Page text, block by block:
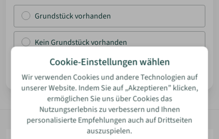
MERKLISTE
Grundstück vorhanden
Kein Grundstück vorhanden
Cookie-Einstellungen wählen
Wir verwenden Cookies und andere Technologien auf
unserer Website. Indem Sie auf „Akzeptieren” klicken,
ermöglichen Sie uns über Cookies das
Nutzungserlebnis zu verbessern und Ihnen
personalisierte Empfehlungen auch auf Drittseiten
auszuspielen.